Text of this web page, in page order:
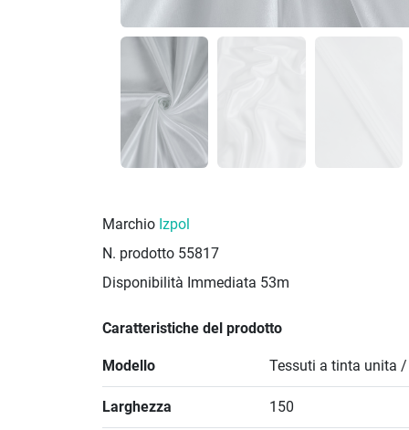
Marchio Izpol
N. prodotto 55817
Disponibilità Immediata 53m
Caratteristiche del prodotto
Modello Tessuti a tinta unita
Larghezza 150